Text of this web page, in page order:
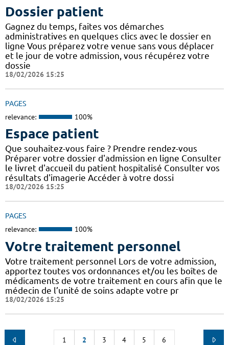
Dossier patient
Gagnez du temps, faites vos démarches
administratives en quelques clics avec le dossier en
ligne Vous préparez votre venue sans vous déplacer
et le jour de votre admission, vous récupérez votre
dossie
18/02/2026 15:25
PAGES
relevance: 100%
Espace patient
Que souhaitez-vous faire ? Prendre rendez-vous
Préparer votre dossier d'admission en ligne Consulter
le livret d'accueil du patient hospitalisé Consulter vos
résultats d'imagerie Accéder à votre dossi
18/02/2026 15:25
PAGES
relevance: 100%
Votre traitement personnel
Votre traitement personnel Lors de votre admission,
apportez toutes vos ordonnances et/ou les boîtes de
médicaments de votre traitement en cours afin que le
médecin de l’unité de soins adapte votre pr
18/02/2026 15:25
1 2 3 4 5 6